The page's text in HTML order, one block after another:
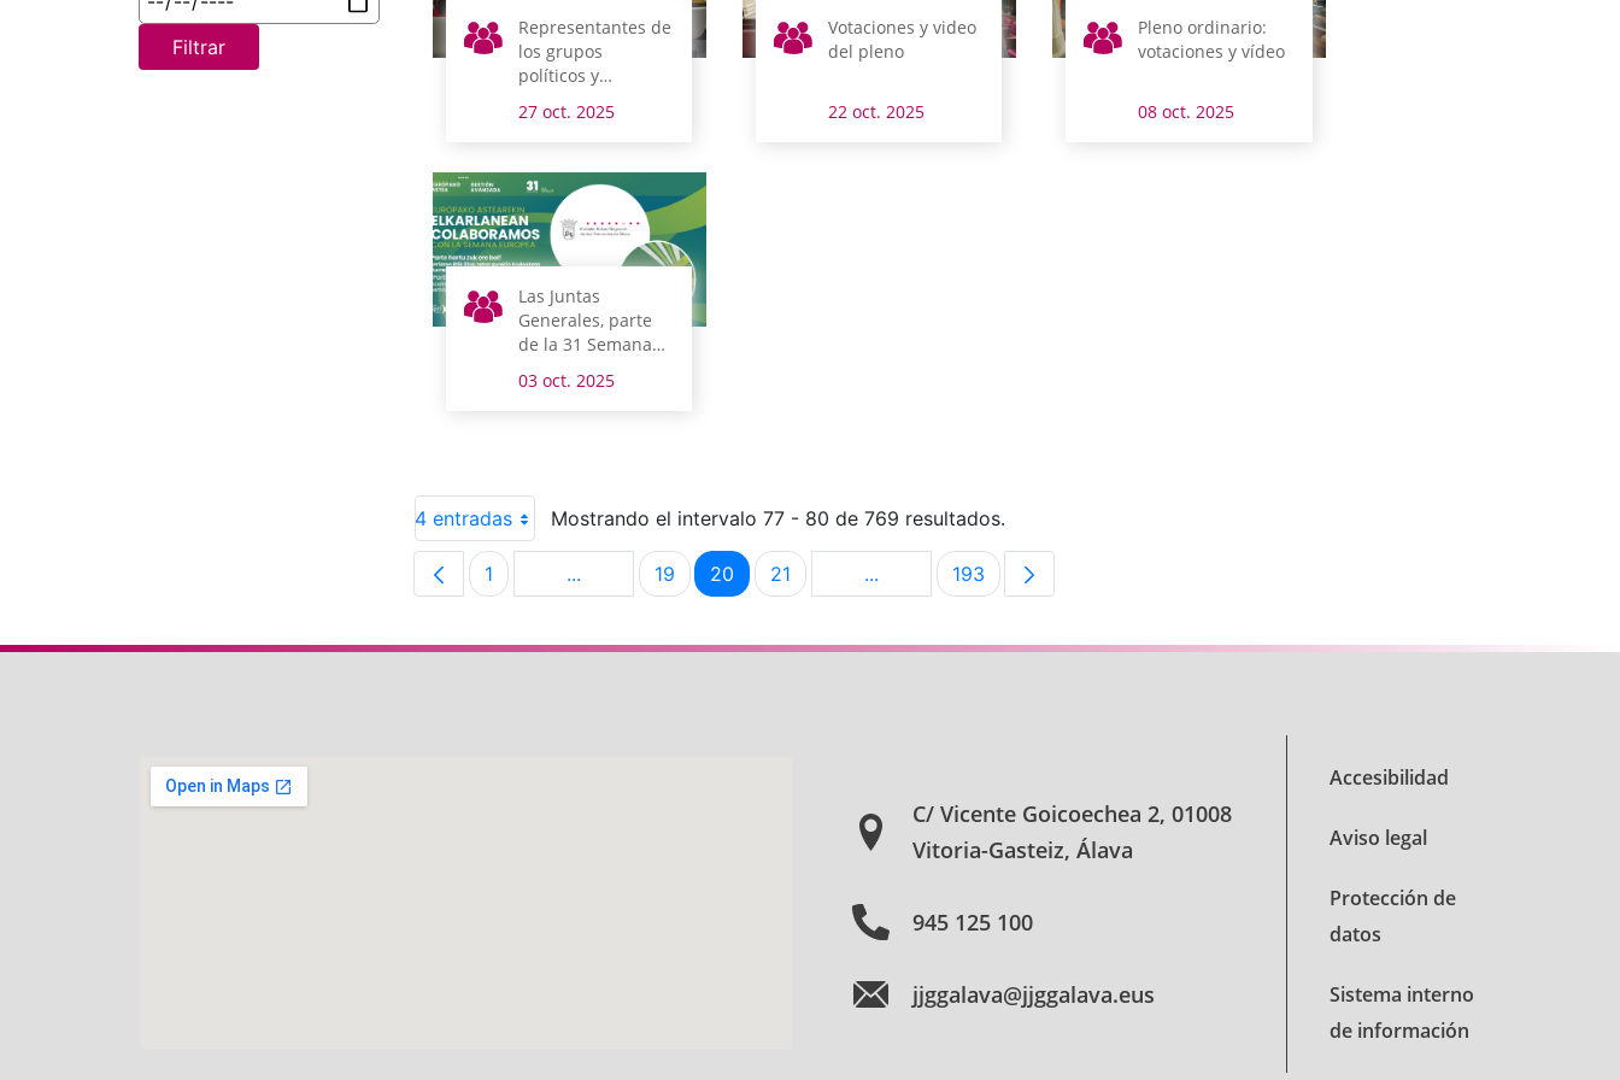
Filtrar
Representantes de
los grupos
políticos y
Generales se
comunicación
institucional y
política inclusiva
27 oct. 2025
Votaciones y video
del pleno
22 oct. 2025
Pleno ordinario:
votaciones y vídeo
08 oct. 2025
Las Juntas
Generales, parte
de la 31 Semana
Gestión Avanzada
03 oct. 2025
4 entradas Mostrando el intervalo 77 - 80 de 769 resultados.
Página
1 ...Páginas intermedias Use TAB para desplazarse.
Página
19 Página
20 Página
21 ...Páginas intermedias Use TAB para desplazarse.
Página
193
C/ Vicente Goicoechea 2, 01008
Vitoria-Gasteiz, Álava
945 125 100
jjggalava@jjggalava.eus
Accesibilidad
Aviso legal
Protección de
datos
Sistema interno
de información